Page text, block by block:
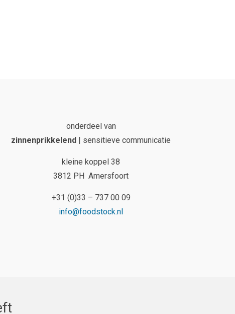
onderdeel van
zinnenprikkelend
| sensitieve communicatie
kleine koppel 38
3812 PH Amersfoort
+31 (0)33 – 737 00 09
info@foodstock.nl